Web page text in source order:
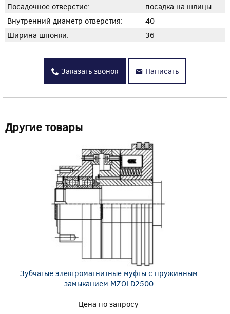
Посадочное отверстие:
посадка на шлицы
Внутренний диаметр отверстия:
40
Ширина шпонки:
36
Заказать звонок Написать
Другие товары
Зубчатые электромагнитные муфты с пружинным
замыканием MZOLD2500
Цена по запросу